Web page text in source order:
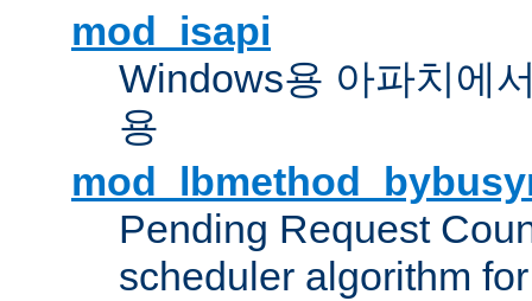
mod_isapi
Windows용 아파치에
용
Pending Request
scheduler algorithm for